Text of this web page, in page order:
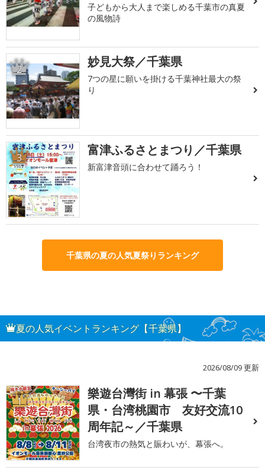
子どもから大人まで楽しめる千葉市の真夏
の風物詩
2 妙見大祭／千葉県
7つの星に願いを掛ける千葉神社最大の祭
り
3 富津ふるさとまつり／千葉県
新富津音頭に合わせて踊ろう！
千葉県の夏の人気夏祭りランキング
夏の人気イベントランキング【千葉県】
2026/08/09 更新
1
樂遊台灣街 in 幕張 〜千葉
県・台湾桃園市 友好交流10
周年記～／千葉県
台湾夜市の熱気と賑わいが、幕張へ。